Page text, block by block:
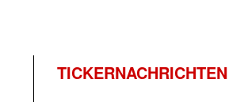
TICKERNACHRICHTEN